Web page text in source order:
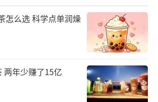
怎么选 科学点单润燥
两年少赚了15亿